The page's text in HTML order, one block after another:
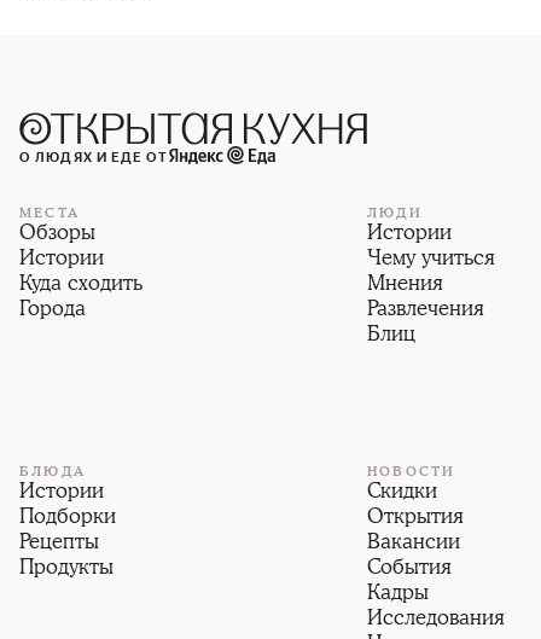
О ЛЮДЯХ И ЕДЕ ОТ
МЕСТА
Обзоры
Истории
Куда сходить
Города
ЛЮДИ
Истории
Чему учиться
Мнения
Развлечения
Блиц
БЛЮДА
Истории
Подборки
Рецепты
Продукты
НОВОСТИ
Скидки
Открытия
Вакансии
События
Кадры
Исследования